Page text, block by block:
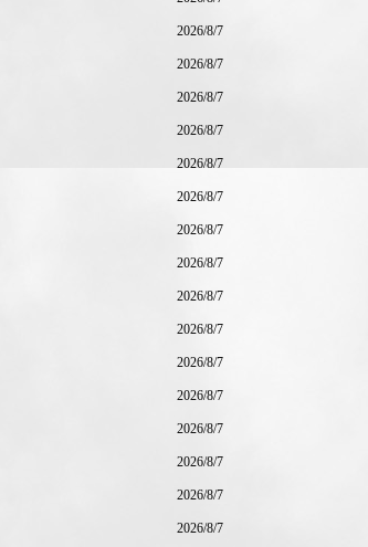
2026/8/7
2026/8/7
2026/8/7
2026/8/7
2026/8/7
2026/8/7
2026/8/7
2026/8/7
2026/8/7
2026/8/7
2026/8/7
2026/8/7
2026/8/7
2026/8/7
2026/8/7
2026/8/7